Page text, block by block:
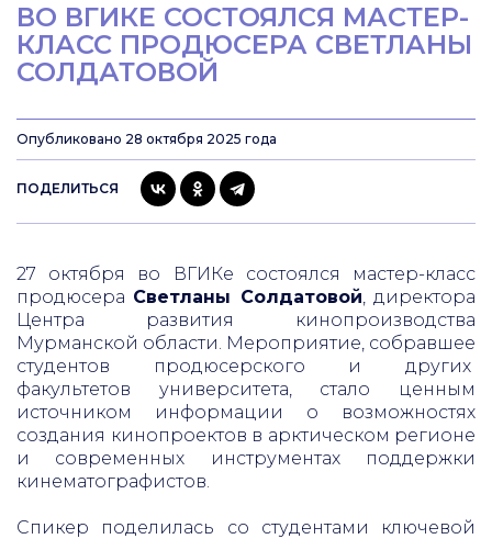
ВО ВГИКЕ СОСТОЯЛСЯ МАСТЕР-
КЛАСС ПРОДЮСЕРА СВЕТЛАНЫ
СОЛДАТОВОЙ
Опубликовано 28 октября 2025 года
ПОДЕЛИТЬСЯ
27 октября во ВГИКе состоялся мастер-класс
продюсера Светланы Солдатовой, директора
Центра развития кинопроизводства
Мурманской области. Мероприятие, собравшее
студентов продюсерского и других
факультетов университета, стало ценным
источником информации о возможностях
создания кинопроектов в арктическом регионе
и современных инструментах поддержки
кинематографистов.
Спикер поделилась со студентами ключевой